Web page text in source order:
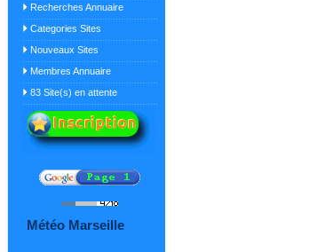
Recherches Annuaire
Categories Sites
Nouveaux Sites
Membres Annuaire
83 Site(s) en attente
Météo Marseille